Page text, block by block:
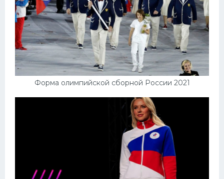
Форма олимпийской сборной России 2021